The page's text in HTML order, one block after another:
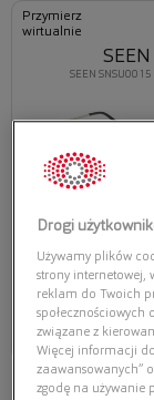
Przymierz
wirtualnie
SEEN
SEEN
69,00 zł
Dodaj do
Najniższa cena z
obecną promocją:
Drogi
Używamy plików
strony internetowej,
reklam do Twoich
związane z
Więcej informacji
zaawansowanych”
zgodę na używanie